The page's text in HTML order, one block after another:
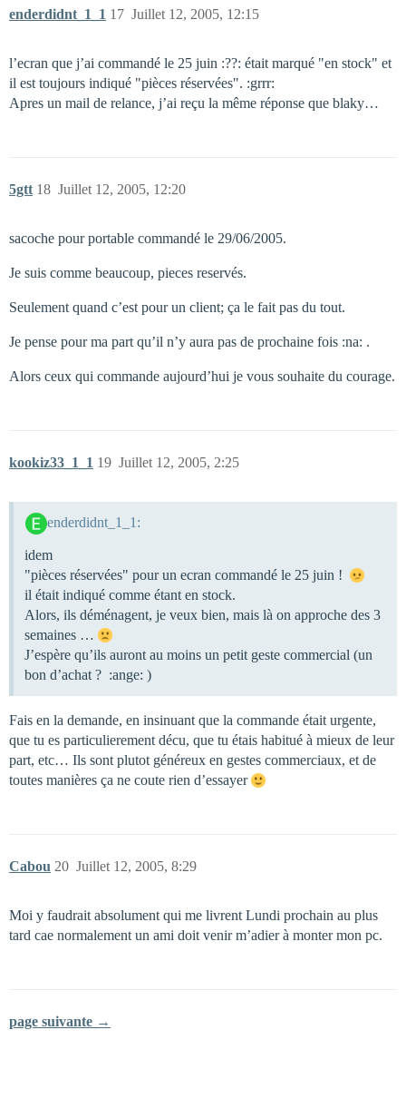
enderdidnt_1_1 Juillet 12, 2005, 12:15
17
l’ecran que j’ai commandé le 25 juin :??: était marqué "en stock" et
il est toujours indiqué "pièces réservées". :grrr:
Apres un mail de relance, j’ai reçu la même réponse que blaky…
5gtt Juillet 12, 2005, 12:20
18
sacoche pour portable commandé le 29/06/2005.
Je suis comme beaucoup, pieces reservés.
Seulement quand c’est pour un client; ça le fait pas du tout.
Je pense pour ma part qu’il n’y aura pas de prochaine fois :na: .
Alors ceux qui commande aujourd’hui je vous souhaite du courage.
kookiz33_1_1 Juillet 12, 2005, 2:25
19
enderdidnt_1_1:
idem
"pièces réservées" pour un ecran commandé le 25 juin !
il était indiqué comme étant en stock.
Alors, ils déménagent, je veux bien, mais là on approche des 3
semaines …
J’espère qu’ils auront au moins un petit geste commercial (un
bon d’achat ? :ange: )
Fais en la demande, en insinuant que la commande était urgente,
que tu es particulierement décu, que tu étais habitué à mieux de leur
part, etc… Ils sont plutot généreux en gestes commerciaux, et de
toutes manières ça ne coute rien d’essayer
Cabou Juillet 12, 2005, 8:29
20
Moi y faudrait absolument qui me livrent Lundi prochain au plus
tard cae normalement un ami doit venir m’adier à monter mon pc.
page suivante →